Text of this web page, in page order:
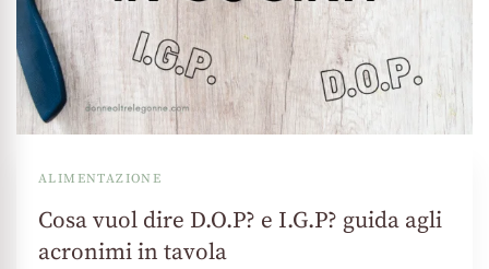
ALIMENTAZIONE
Cosa vuol dire D.O.P? e I.G.P? guida agli
acronimi in tavola